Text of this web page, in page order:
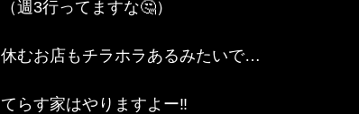
（週3行ってますな🤔）
休むお店もチラホラあるみたいで…
てらす家はやりますよー‼️